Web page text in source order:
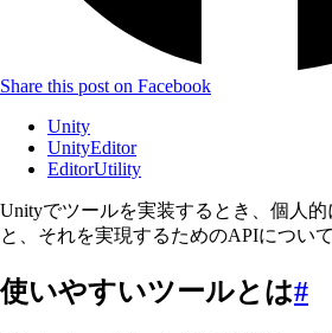
Share this post on Facebook
Unity
UnityEditor
EditorUtility
Unityでツールを実装するとき、個人
と、それを実現するためのAPIについ
使いやすいツールとは#